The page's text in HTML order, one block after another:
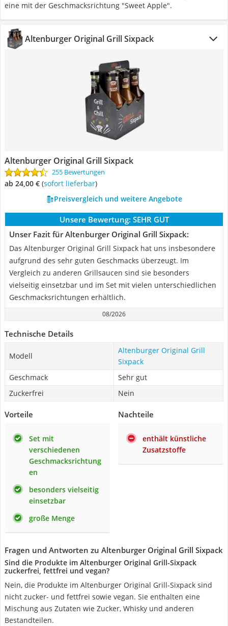
eine mit der Geschmacksrichtung "Sweet Apple".
Altenburger Original Grill Sixpack
Altenburger Original Grill Sixpack
255 Bewertungen
ab 24,00 € ( Sofort lieferbar)
Preisvergleich und weitere Angebote
Unsere Bewertung: SEHR GUT
Unser Fazit für Altenburger Original Grill Sixpack:
Das Altenburger Original Grill Sixpack hat uns insbesondere
aufgrund des sehr guten Geschmacks überzeugt. Im
Vergleich zu anderen Grillsaucen sind sie besonders
vielseitig einsetzbar und im Set mit vielen unterschiedlichen
Geschmacksrichtungen erhältlich.
08/2026
Technische Details
Modell
Altenburger Original Grill
Sixpack
Geschmack
Sehr gut
Zuckerfrei
Nein
Vorteile
Set mit
verschiedenen
Geschmacksrichtung
en
besonders vielseitig
einsetzbar
große Menge
Nachteile
enthält künstliche
Zusatzstoffe
Fragen und Antworten zu Altenburger Original Grill Sixpack
Sind die Produkte im Altenburger Original Grill-Sixpack
zuckerfrei, fettfrei und vegan?
Nein, die Produkte im Altenburger Original Grill-Sixpack sind
nicht zucker- und fettfrei sowie vegan. Sie enthalten eine
Mischung aus Zutaten wie Zucker, Whisky und anderen
Bestandteilen.